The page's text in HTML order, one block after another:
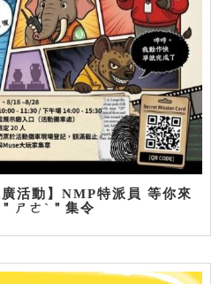
活動】NMP特派員 等你來
ㄕㄜˋ＂集令